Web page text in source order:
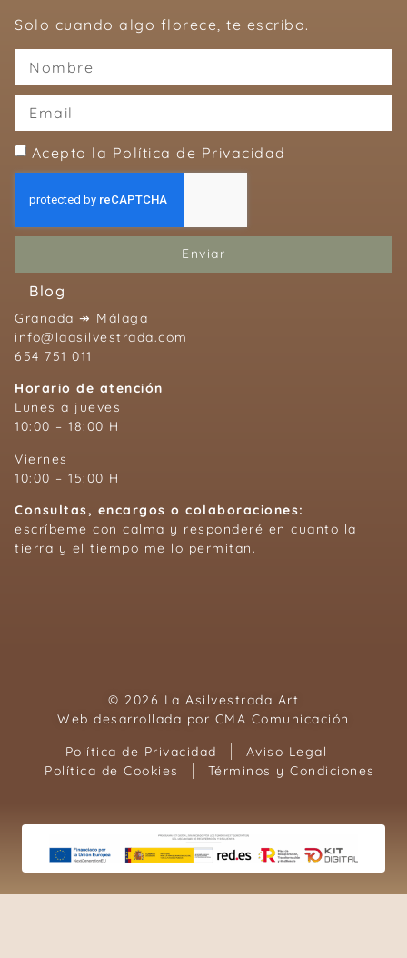
Solo cuando algo florece, te escribo.
Acepto la Política de Privacidad
Enviar
Blog
Granada ↠ Málaga
info@laasilvestrada.com
654 751 011
Horario de atención
Lunes a jueves
10:00 – 18:00 H
Viernes
10:00 – 15:00 H
Consultas, encargos o colaboraciones:
escríbeme con calma y responderé en cuanto la
tierra y el tiempo me lo permitan.
© 2026 La Asilvestrada Art
Web desarrollada por CMA Comunicación
Política de Privacidad
Aviso Legal
Política de Cookies
Términos y Condiciones